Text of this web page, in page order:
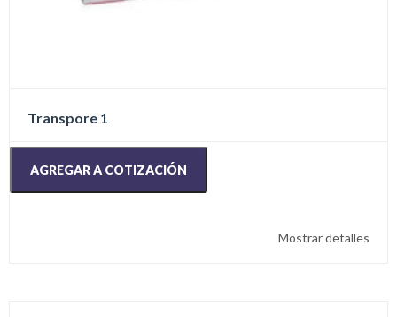
Transpore 1
AGREGAR A COTIZACIÓN
Mostrar detalles